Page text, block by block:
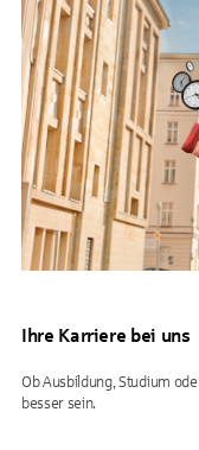
Ihre Karriere bei uns
Ob Ausbildung, Studium
besser sein.